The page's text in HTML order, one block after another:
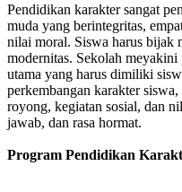
Pendidikan karakter sangat
muda yang berintegritas,
nilai moral. Siswa harus bijak
modernitas. Sekolah
utama yang harus dimiliki
perkembangan karakter
royong, kegiatan sosial, dan
jawab, dan rasa hormat.
Program Pendidikan